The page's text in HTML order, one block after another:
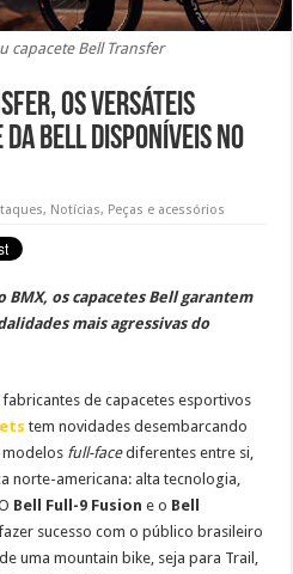
capacete Bell Transfer
os versáteis
Bell disponíveis no
, Notícias, Peças e acessórios
os capacetes Bell garantem
mais agressivas do
de capacetes esportivos
tem novidades desembarcando
modelos full-facediferentes entre si,
norte-americana: alta tecnologia,
Bell Full-9 Fusion e o Bell
sucesso com o público brasileiro
uma mountain bike, seja para Trail,